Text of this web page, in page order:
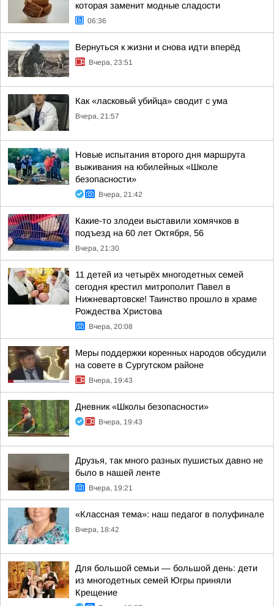
которая заменит модные сладости
06:36
Вернуться к жизни и снова идти вперёд
Вчера, 23:51
Как «ласковый убийца» сводит с ума
Вчера, 21:57
Новые испытания второго дня маршрута
выживания на юбилейных «Школе
безопасности»
Вчера, 21:42
Какие-то злодеи выставили хомячков в
подъезд на 60 лет Октября, 56
Вчера, 21:30
11 детей из четырёх многодетных семей
сегодня крестил митрополит Павел в
Нижневартовске! Таинство прошло в храме
Рождества Христова
Вчера, 20:08
Меры поддержки коренных народов обсудили
на совете в Сургутском районе
Вчера, 19:43
Дневник «Школы безопасности»
Вчера, 19:43
Друзья, так много разных пушистых давно не
было в нашей ленте
Вчера, 19:21
«Классная тема»: наш педагог в полуфинале
Вчера, 18:42
Для большой семьи — большой день: дети
из многодетных семей Югры приняли
Крещение